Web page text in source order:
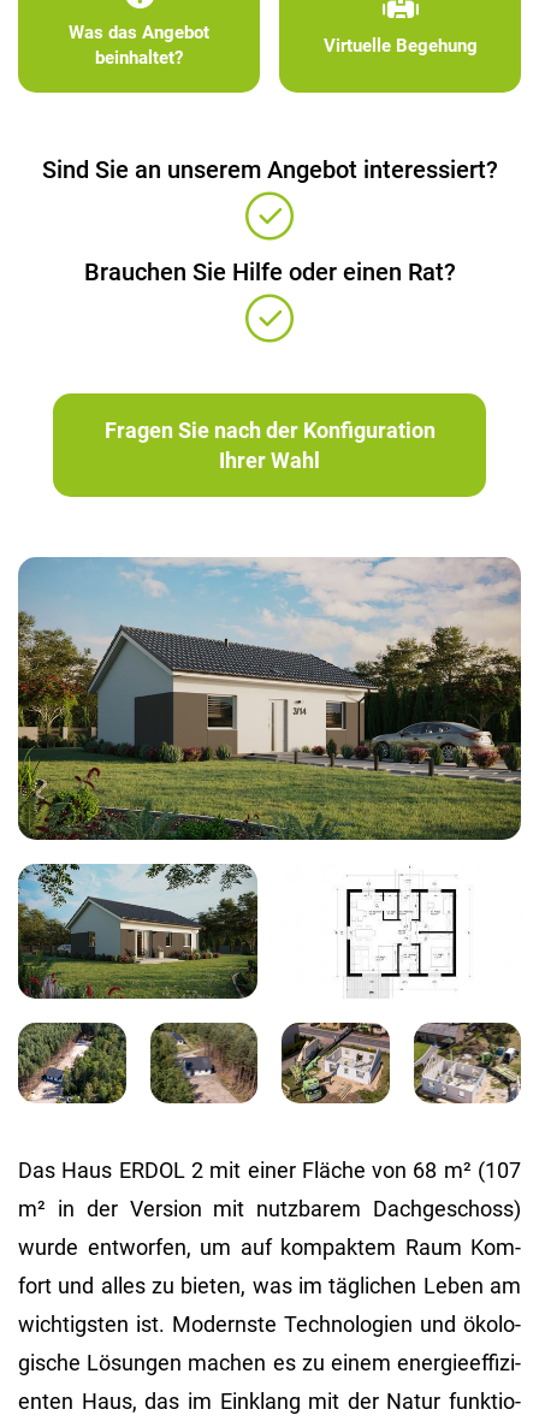
Das Haus ERDOL 2 mit einer Flä­che von 68 m² (107
m² in der Ver­si­on mit nutz­ba­rem Dach­ge­schoss)
wurde ent­wor­fen, um auf kom­pak­tem Raum Kom­
fort und alles zu bie­ten, was im täg­li­chen Leben am
wich­tigs­ten ist. Mo­derns­te Tech­no­lo­gi­en und öko­lo­
gi­sche Lö­sun­gen ma­chen es zu einem en­er­gie­ef­fi­zi­
en­ten Haus, das im Ein­klang mit der Natur funk­tio­
Was das Angebot
beinhaltet?
Virtuelle Begehung
Sind Sie an unserem Angebot interessiert?
Brauchen Sie Hilfe oder einen Rat?
Fragen Sie nach der Konfiguration
Ihrer Wahl